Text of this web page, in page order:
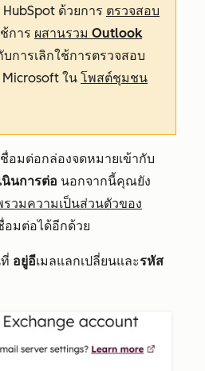
ด้วยการ ตรวจสอบ
การ ผสานรวม Outlook
บการเลิกใช้การตรวจสอบ
ใน โพสต์ชุมชน
อมต่อกล่องจดหมายเข้ากับ
นินการต่อ นอกจากนี้คุณยัง
วมความเป็นส่วนตัวของ
อมต่อได้อีกด้วย
อยู่อีเมลแลกเปลี่ยนและรหัส